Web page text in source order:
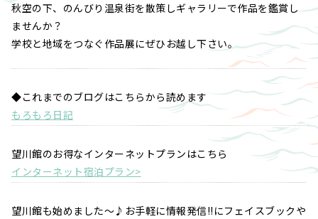
秋空の下、のんびり温泉街を散策しギャラリーで作品を鑑賞し
ませんか？
学校と地域をつなぐ作品展にぜひお越し下さい。
◆これまでのブログはこちらから読めます
もろもろ日記
望川館のお得なインターネットプランはこちら
インターネット宿泊プラン>
望川館も始めました～♪お手軽に情報発信!!にフェイスブックや